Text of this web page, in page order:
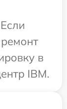
в
IBM.